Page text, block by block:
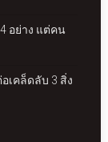
อย่าง แต่คน
เคล็ดลับ 3 สิ่ง